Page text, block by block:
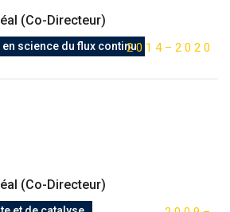
(Co-Directeur)
en science du flux continu
2 0 1 4 – 2 0 2 0
(Co-Directeur)